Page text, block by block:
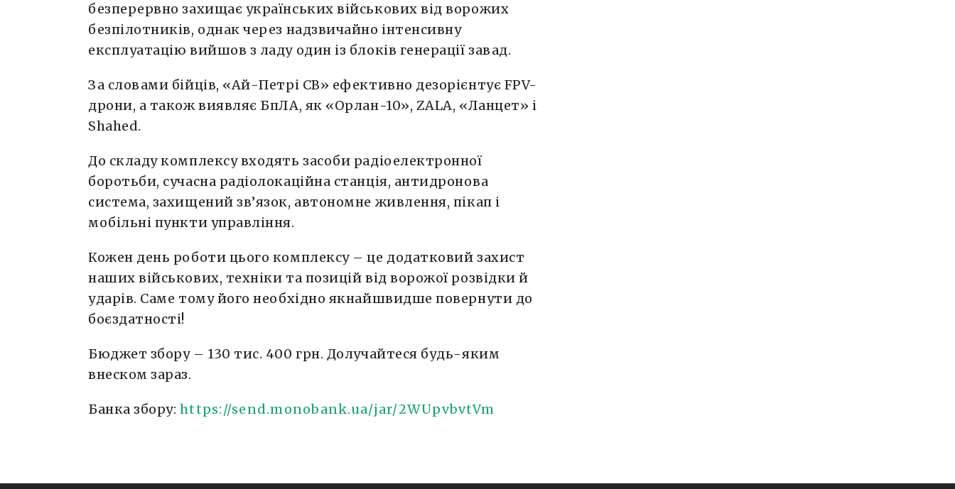
безперервно захищає українських військових від ворожих
безпілотників, однак через надзвичайно інтенсивну
експлуатацію вийшов з ладу один із блоків генерації завад.
За словами бійців, «Ай-Петрі СВ» ефективно дезорієнтує FPV-
дрони, а також виявляє БпЛА, як «Орлан-10», ZALA, «Ланцет» і
Shahed.
До складу комплексу входять засоби радіоелектронної
боротьби, сучасна радіолокаційна станція, антидронова
система, захищений зв’язок, автономне живлення, пікап і
мобільні пункти управління.
Кожен день роботи цього комплексу – це додатковий захист
наших військових, техніки та позицій від ворожої розвідки й
ударів. Саме тому його необхідно якнайшвидше повернути до
боєздатності!
Бюджет збору – 130 тис. 400 грн. Долучайтеся будь-яким
внеском зараз.
Банка збору:https://send.monobank.ua/jar/2WUpvbvtVm